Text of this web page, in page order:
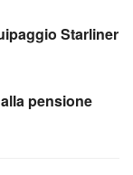
Starliner
pensione